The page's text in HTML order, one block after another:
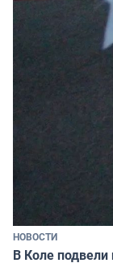
НОВОСТИ
В Коле